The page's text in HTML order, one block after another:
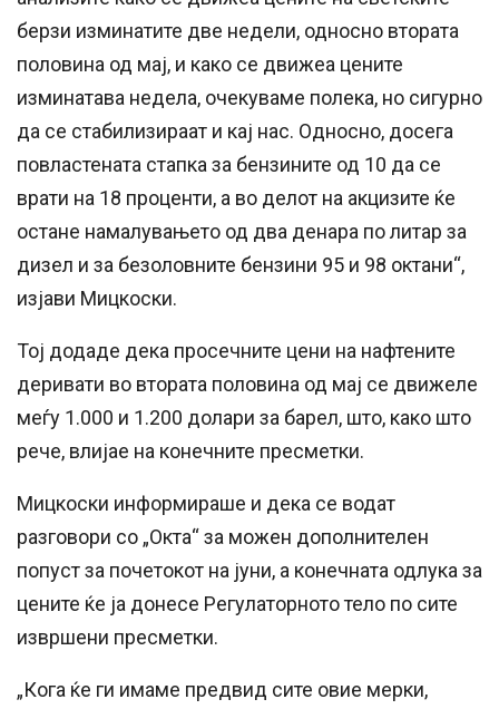
берзи изминатите две недели, односно втората
половина од мај, и како се движеа цените
изминатава недела, очекуваме полека, но сигурно
да се стабилизираат и кај нас. Односно, досега
повластената стапка за бензините од 10 да се
врати на 18 проценти, а во делот на акцизите ќе
остане намалувањето од два денара по литар за
дизел и за безоловните бензини 95 и 98 октани“,
изјави Мицкоски.
Тој додаде дека просечните цени на нафтените
деривати во втората половина од мај се движеле
меѓу 1.000 и 1.200 долари за барел, што, како што
рече, влијае на конечните пресметки.
Мицкоски информираше и дека се водат
разговори со „Окта“ за можен дополнителен
попуст за почетокот на јуни, а конечната одлука за
цените ќе ја донесе Регулаторното тело по сите
извршени пресметки.
„Кога ќе ги имаме предвид сите овие мерки,